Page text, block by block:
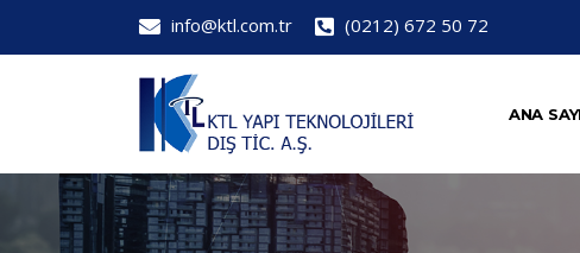
info@ktl.com.tr (0212) 672 50 72
ANA